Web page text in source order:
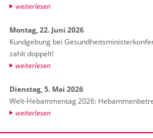
wei­ter­le­sen
Mon­tag, 22. Juni 2026
Kund­ge­bung bei
zahlt dop­pelt!
wei­ter­le­sen
Diens­tag, 5. Mai 2026
Welt-Heb­am­men­tag 2026:
wei­ter­le­sen